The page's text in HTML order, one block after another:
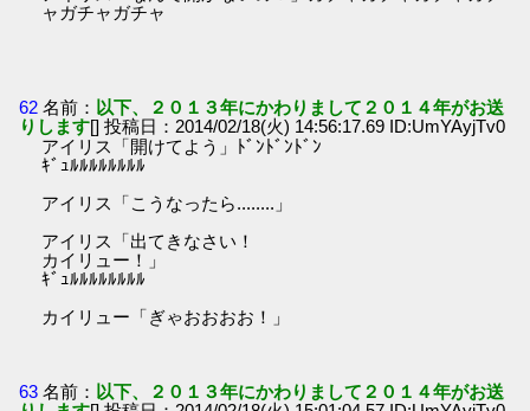
ャガチャガチャ
62 名前： 以下、２０１３年にかわりまして２０１４年がお送
りします[] 投稿日：2014/02/18(火) 14:56:17.69 ID:UmYAyjTv0
アイリス「開けてよう」ﾄﾞﾝﾄﾞﾝﾄﾞﾝ
ｷﾞｭﾙﾙﾙﾙﾙﾙﾙﾙ
アイリス「こうなったら........」
アイリス「出てきなさい！
カイリュー！」
ｷﾞｭﾙﾙﾙﾙﾙﾙﾙﾙ
カイリュー「ぎゃおおおお！」
63 名前： 以下、２０１３年にかわりまして２０１４年がお送